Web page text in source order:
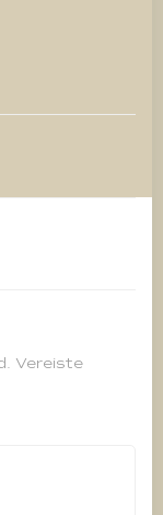
Vereiste